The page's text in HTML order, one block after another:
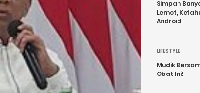
Simpan
Lemot,
Android
LIFESTYLE
Mudik
Obat Ini!